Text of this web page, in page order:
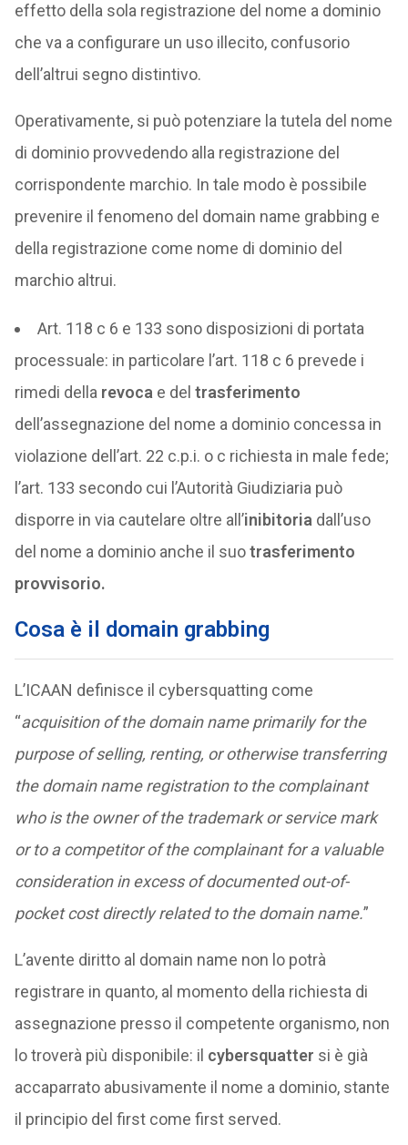
effetto della sola registrazione del nome a dominio
che va a configurare un uso illecito, confusorio
dell’altrui segno distintivo.
Operativamente, si può potenziare la tutela del nome
di dominio provvedendo alla registrazione del
corrispondente marchio. In tale modo è possibile
prevenire il fenomeno del domain name grabbing e
della registrazione come nome di dominio del
marchio altrui.
Art. 118 c 6 e 133 sono disposizioni di portata
processuale: in particolare l’art. 118 c 6 prevede i
rimedi della revoca e del trasferimento
dell’assegnazione del nome a dominio concessa in
violazione dell’art. 22 c.p.i. o c richiesta in male fede;
l’art. 133 secondo cui l’Autorità Giudiziaria può
disporre in via cautelare oltre all’inibitoria dall’uso
del nome a dominio anche il suotrasferimento
provvisorio.
Cosa è il domain grabbing
L’ICAAN definisce il cybersquatting come
“acquisition of the domain name primarily for the
purpose of selling, renting, or otherwise transferring
the domain name registration to the complainant
who is the owner of the trademark or service mark
or to a competitor of the complainant for a valuable
consideration in excess of documented out-of-
pocket cost directly related to the domain name.”
L’avente diritto al domain name non lo potrà
registrare in quanto, al momento della richiesta di
assegnazione presso il competente organismo, non
lo troverà più disponibile: il cybersquatter si è già
accaparrato abusivamente il nome a dominio, stante
il principio del first come first served.